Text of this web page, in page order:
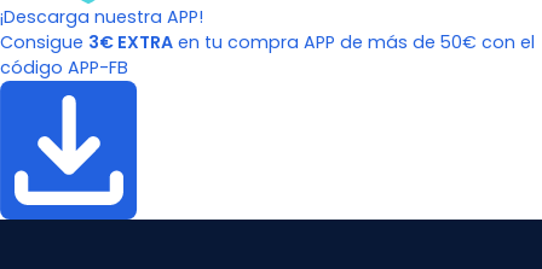
¡Descarga nuestra APP!
Consigue 3€ EXTRA en tu compra APP de más de 50€ con el
código APP-FB